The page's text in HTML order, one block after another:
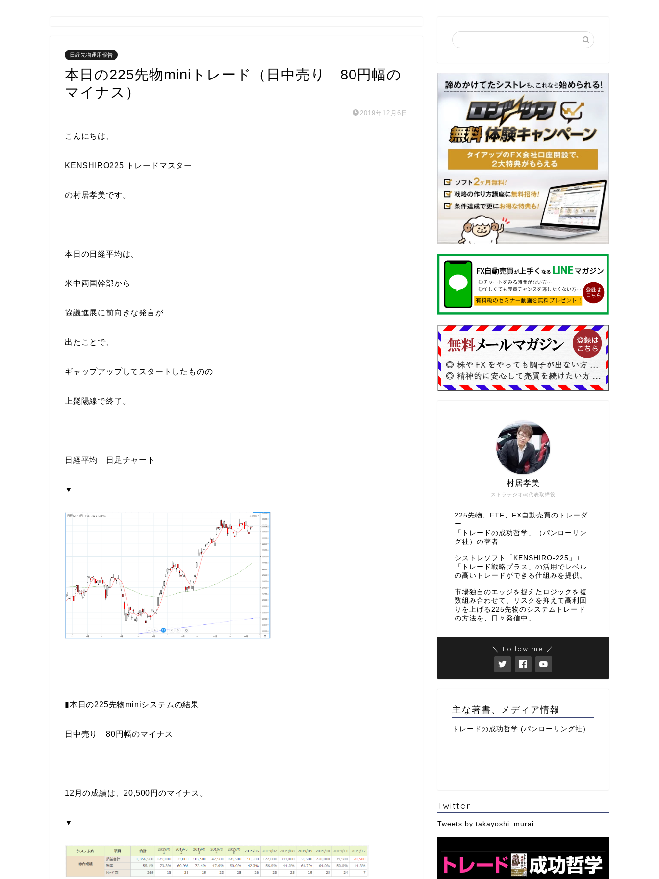
日経先物運用報告
本日の225先物miniトレード（日中売り 80円幅の
マイナス）
2019年12月6日
こんにちは、
KENSHIRO225 トレードマスター
の村居孝美です。
本日の日経平均は、
米中両国幹部から
協議進展に前向きな発言が
出たことで、
ギャップアップしてスタートしたものの
上髭陽線で終了。
日経平均 日足チャート
▼
▮本日の225先物miniシステムの結果
日中売り 80円幅のマイナス
12月の成績は、20,500円のマイナス。
▼
ストラテジオ㈱代表取締役
村居孝美
225先物、ETF、FX自動売買のトレーダ
ー
「トレードの成功哲学」（パンローリン
グ社）の著者
シストレソフト「KENSHIRO-225」+
「トレード戦略プラス」の活用でレベル
の高いトレードができる仕組みを提供。
市場独自のエッジを捉えたロジックを複
数組み合わせて、リスクを抑えて高利回
りを上げる225先物のシステムトレード
の方法を、日々発信中。
＼ Follow me ／
主な著書、メディア情報
トレードの成功哲学 (パンローリング社）
Twitter
Tweets by takayoshi_murai